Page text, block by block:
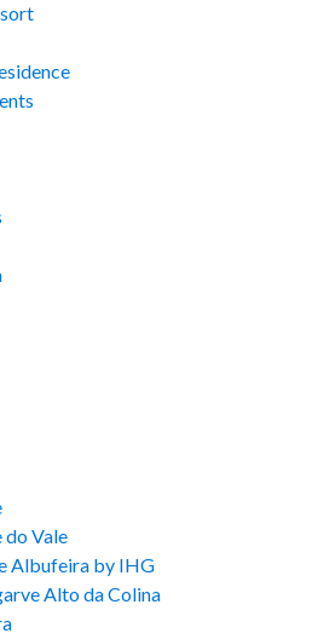
Vale
Albufeira by IHG
Alto da Colina